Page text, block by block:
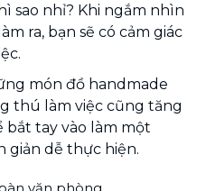
sao nhỉ? Khi ngắm nhìn
ra, bạn sẽ có cảm giác
món đồ handmade
thú làm việc cũng tăng
bắt tay vào làm một
giản dễ thực hiện.